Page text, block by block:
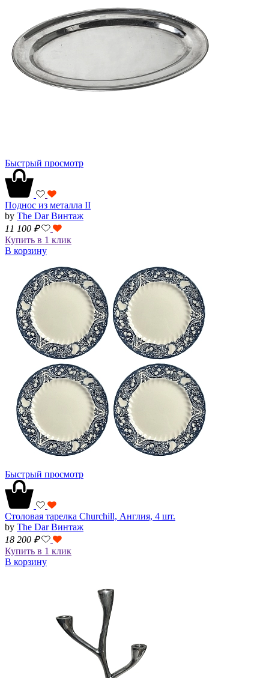
Быстрый просмотр
Поднос из металла II
by The Dar Винтаж
11 100 ₽
Купить в 1 клик
В корзину
Быстрый просмотр
Столовая тарелка Churchill, Англия, 4 шт.
by The Dar Винтаж
18 200 ₽
Купить в 1 клик
В корзину